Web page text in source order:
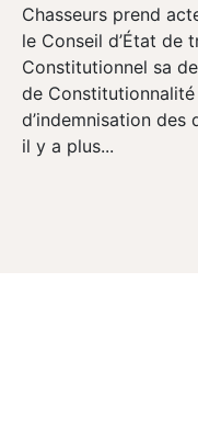
Chasseurs prend
le Conseil d’État de
Constitutionnel sa
de
d’indemnisation
il y a plus...